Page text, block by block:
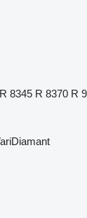
8345 R 8370 R